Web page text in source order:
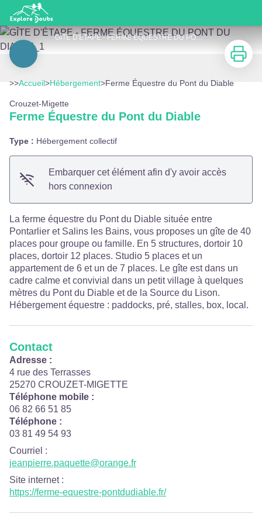
Ferme Équestre du Pont du Diable
GÎTE D'ÉTAPE - FERME ÉQUESTRE DU PONT DU DIABLE_1 - © Ferme équestre du Pont du Diable
Imprimer
>>Accueil>Hébergement>Ferme Équestre du Pont du Diable
Crouzet-Migette
Ferme Équestre du Pont du Diable
Type : Hébergement collectif
Embarquer cet élément afin d'y avoir accès
hors connexion
La ferme équestre du Pont du Diable située entre
Pontarlier et Salins les Bains, vous proposes un gîte de 40
places pour groupe ou famille. En 5 structures, dortoir 10
places, dortoir 12 places. Studio 5 places et un
appartement de 6 et un de 7 places. Le gîte est dans un
cadre calme et convivial dans un petit village à quelques
mètres du Pont du Diable et de la Source du Lison.
Hébergement équestre : paddocks, pré, stalles, box, local.
Contact
Adresse :
4 rue des Terrasses
25270 CROUZET-MIGETTE
Téléphone mobile :
06 82 66 51 85
Téléphone :
03 81 49 54 93
Courriel :
jeanpierre.paquette@orange.fr
Site internet:
https://ferme-equestre-pontdudiable.fr/